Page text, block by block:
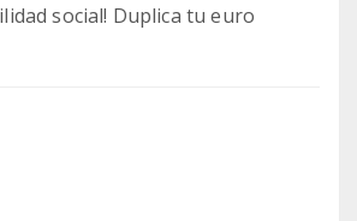
social! Duplica tu euro